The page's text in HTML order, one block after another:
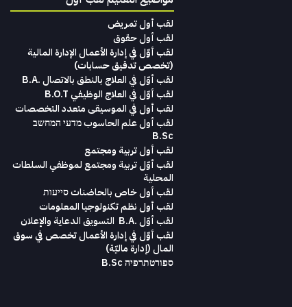
لقب أول تمريض
لقب أول حقوق
لقب‭ ‬أوّل‭ ‬في‭ ‬إدارة‭ ‬الأعمال الإدارة‭ ‬المالية
(تخصص‭ ‬تدقيق‭ ‬حسابات)‬
لقب أوّل في العلاج بالنطق بالاتصال .B.A
لقب أوّل في العلاج الوظيفي B.O.T
لقب‭ ‬أول في‭ ‬الموسيقى‭ ‬متعدد‭ ‬التخصصات‭
لقب أول علم الحاسوب מדעי המחשב
B.Sc
لقب أول تربية ومجتمع
لقب أوّل تربية ومجتمع لموظفي السلطات
المحلية
لقب أول خاص بالحاضنات סייעות
لقب أول نظم تكنولوجيا المعلومات
لقب‭ ‬أوّل .‭ ‬B.A التسويق‭ ‬الدعاية‭ ‬والإعلان
‬المال ‭)‬إدارة‭ ‬ماليّة‭ (
ספורטתרפיה B.Sc